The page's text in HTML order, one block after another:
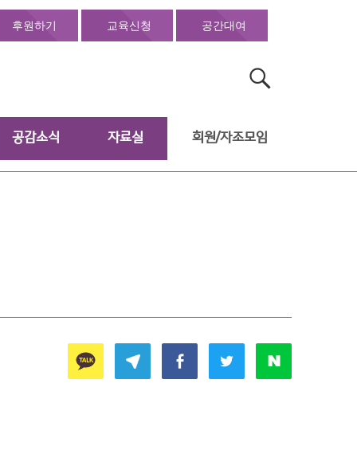
후원하기 교육신청 공간대여
공감소식 자료실 회원/자조모임